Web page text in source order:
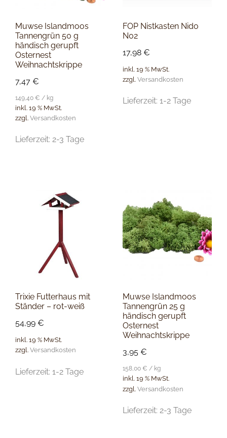
Muwse Islandmoos
Tannengrün 50 g
händisch gerupft
Osternest
Weihnachtskrippe
7,47 €
149,40 € / kg
inkl. 19 % MwSt.
zzgl. Versandkosten
Lieferzeit: 2-3 Tage
FOP Nistkasten Nido
N02
17,98€
inkl. 19 % MwSt.
zzgl.Versandkosten
Lieferzeit:1-2 Tage
Trixie Futterhaus mit
Ständer – rot-weiß
54,99 €
inkl. 19 % MwSt.
zzgl. Versandkosten
Lieferzeit: 1-2 Tage
Muwse Islandmoos
Tannengrün 25 g
händisch gerupft
Osternest
Weihnachtskrippe
3,95€
158,00€ / kg
inkl. 19 % MwSt.
zzgl.Versandkosten
Lieferzeit:2-3 Tage